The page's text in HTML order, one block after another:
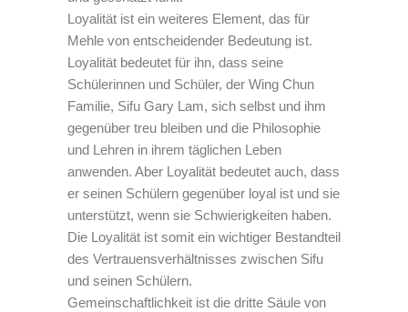
Loyalität ist ein weiteres Element, das für
Mehle von entscheidender Bedeutung ist.
Loyalität bedeutet für ihn, dass seine
Schülerinnen und Schüler, der Wing Chun
Familie, Sifu Gary Lam, sich selbst und ihm
gegenüber treu bleiben und die Philosophie
und Lehren in ihrem täglichen Leben
anwenden. Aber Loyalität bedeutet auch, dass
er seinen Schülern gegenüber loyal ist und sie
unterstützt, wenn sie Schwierigkeiten haben.
Die Loyalität ist somit ein wichtiger Bestandteil
des Vertrauensverhältnisses zwischen Sifu
und seinen Schülern.
Gemeinschaftlichkeit ist die dritte Säule von